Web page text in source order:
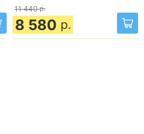
11 440 р.
8 580 р.